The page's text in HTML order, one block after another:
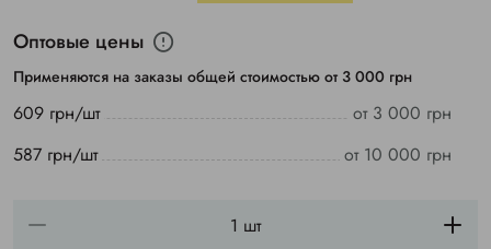
Оптовые цены
Применяются на заказы общей стоимостью от 3 000 грн
609 грн/шт
от 3 000 грн
587 грн/шт
от 10 000 грн